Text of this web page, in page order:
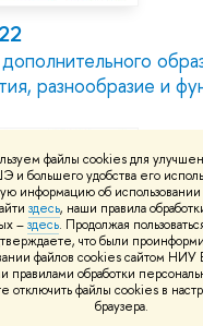
файлы cookies для
большего удобства его
информацию об
здесь, наши правила
–здесь. Продолжая
что были
файлов cookies сайтом
правилами обработки
отключить файлы cookies в
браузера.
разнообразие и